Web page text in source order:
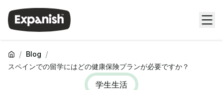
/ Blog /
スペインでの留学にはどの健康保険プランが必要ですか？
学生生活